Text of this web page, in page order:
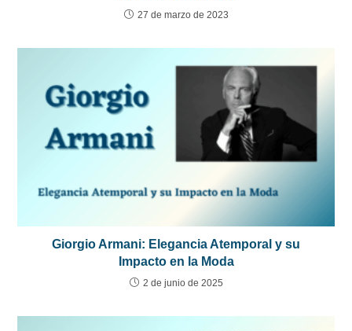
27 de marzo de 2023
Giorgio Armani: Elegancia Atemporal y su
Impacto en la Moda
2 de junio de 2025